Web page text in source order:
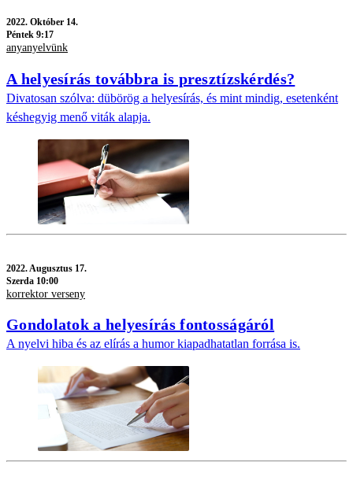
2022. Október 14.
Péntek 9:17
anyanyelvünk
A helyesírás továbbra is presztízskérdés?
Divatosan szólva: dübörög a helyesírás, és mint mindig, esetenként
késhegyig menő viták alapja.
2022. Augusztus 17.
Szerda 10:00
korrektor verseny
Gondolatok a helyesírás fontosságáról
A nyelvi hiba és az elírás a humor kiapadhatatlan forrása is.